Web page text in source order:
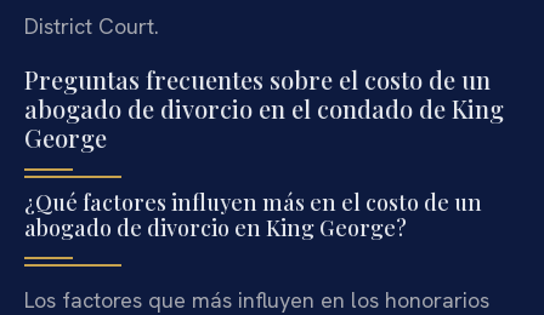
District Court.
Preguntas frecuentes sobre el costo de un
abogado de divorcio en el condado de King
George
¿Qué factores influyen más en el costo de un
abogado de divorcio en King George?
Los factores que más influyen en los honorarios